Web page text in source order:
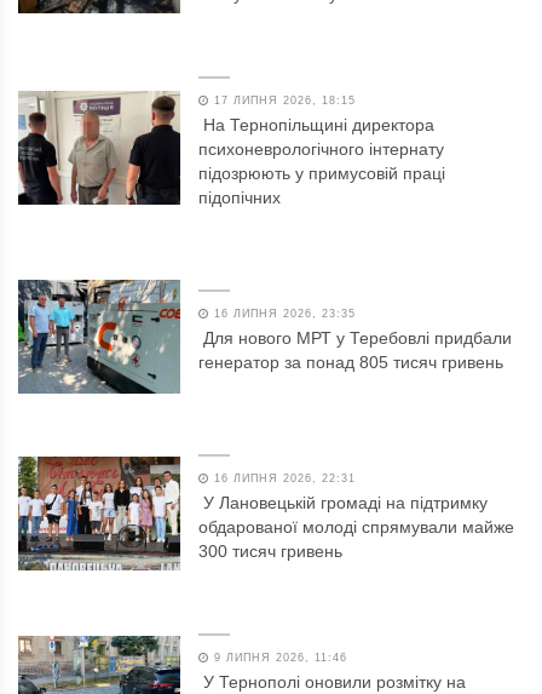
17 ЛИПНЯ 2026, 18:15
На Тернопільщині директора
психоневрологічного інтернату
підозрюють у примусовій праці
підопічних
16 ЛИПНЯ 2026, 23:35
Для нового МРТ у Теребовлі придбали
генератор за понад 805 тисяч гривень
16 ЛИПНЯ 2026, 22:31
У Лановецькій громаді на підтримку
обдарованої молоді спрямували майже
300 тисяч гривень
9 ЛИПНЯ 2026, 11:46
У Тернополі оновили розмітку на